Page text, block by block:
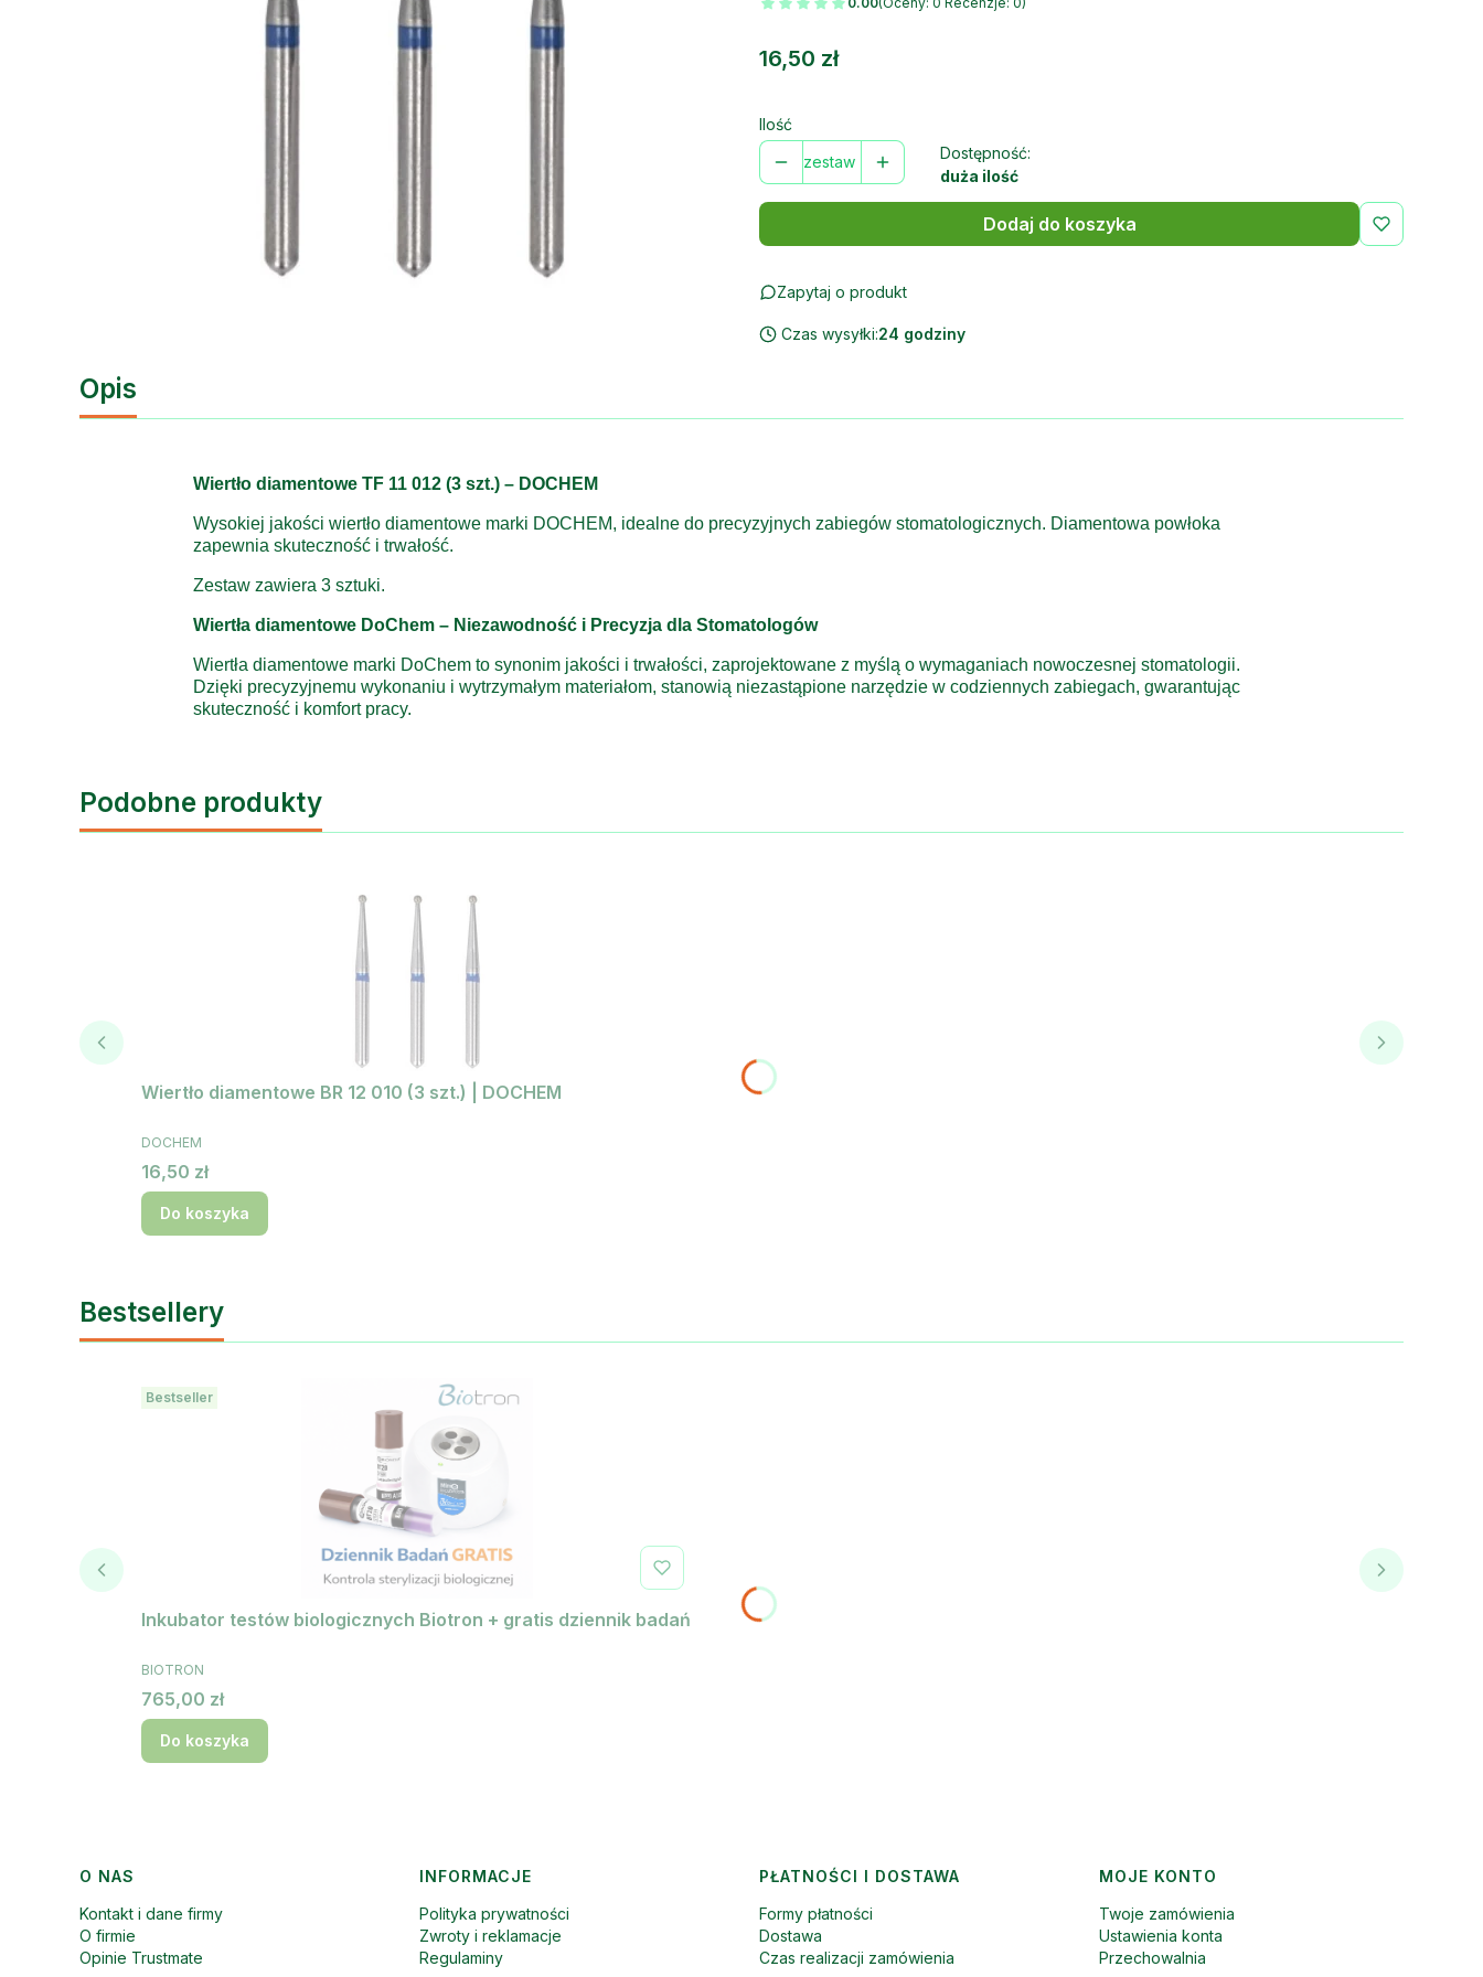
Cena
16,50 zł
Ilość
zestaw
Dostępność:
duża ilość
Dodaj do koszyka
Zapytaj o produkt
Czas wysyłki:24 godziny
Opis
Wiertło diamentowe TF 11 012 (3 szt.) – DOCHEM
Wysokiej jakości wiertło diamentowe marki DOCHEM, idealne do precyzyjnych zabiegów stomatologicznych. Diamentowa powłoka
zapewnia skuteczność i trwałość.
Zestaw zawiera 3 sztuki.
Wiertła diamentowe DoChem – Niezawodność i Precyzja dla Stomatologów
Wiertła diamentowe marki DoChem to synonim jakości i trwałości, zaprojektowane z myślą o wymaganiach nowoczesnej stomatologii.
Dzięki precyzyjnemu wykonaniu i wytrzymałym materiałom, stanowią niezastąpione narzędzie w codziennych zabiegach, gwarantując
skuteczność i komfort pracy.
Podobne produkty
Wiertło diamentowe BR 12 010 (3 szt.) | DOCHEM
PRODUCENT
DOCHEM
Cena
16,50 zł
Do koszyka
Bestsellery
Bestseller
Inkubator testów biologicznych Biotron + gratis dziennik badań
PRODUCENT
BIOTRON
Cena
765,00 zł
Do koszyka
Linki w stopce
O NAS
Kontakt i dane firmy
O firmie
Opinie Trustmate
INFORMACJE
Polityka prywatności
Zwroty i reklamacje
Regulaminy
PŁATNOŚCI I DOSTAWA
Formy płatności
Dostawa
Czas realizacji zamówienia
MOJE KONTO
Twoje zamówienia
Ustawienia konta
Przechowalnia